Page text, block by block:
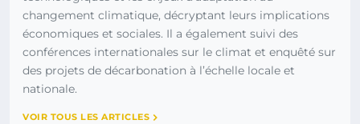
changement climatique, décryptant leurs implications
économiques et sociales. Il a également suivi des
conférences internationales sur le climat et enquêté sur
des projets de décarbonation à l’échelle locale et
nationale.
VOIR TOUS LES ARTICLES